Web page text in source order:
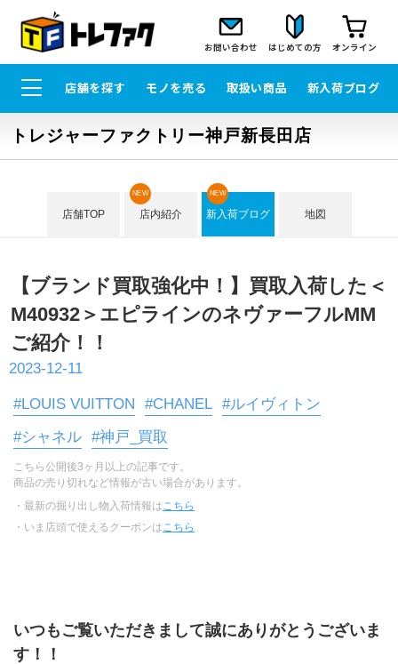
お問い合わせ はじめての方 オンライン
店舗を探す モノを売る 取扱い商品 新入荷ブログ
トレジャーファクトリー神戸新長田店
店舗TOP 店内紹介
NEW
新入荷ブログ
NEW
地図
【ブランド買取強化中！】買取入荷した＜
M40932＞エピラインのネヴァーフルMM
ご紹介！！
2023-12-11
#LOUIS VUITTON #CHANEL #ルイヴィトン
#シャネル #神戸_買取
こちら公開後3ヶ月以上の記事です。
商品の売り切れなど情報が古い場合があります。
・最新の掘り出し物入荷情報は こちら
・いま店頭で使えるクーポンは こちら
いつもご覧いただきまして誠にありがとうございま
す！！